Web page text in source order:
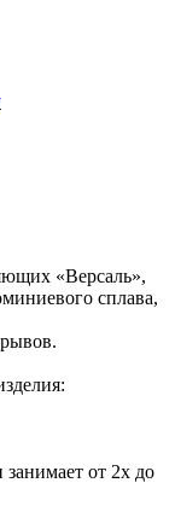
«Версаль»,
сплава,
от 2х до